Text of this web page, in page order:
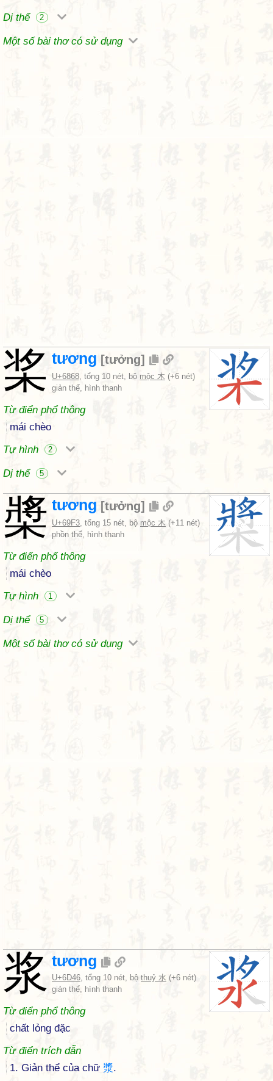
Dị thể 2
Một số bài thơ có sử dụng
桨 tương [tưởng]
U+6868, tổng 10 nét, bộ mộc 木 (+6 nét)
giản thể, hình thanh
Từ điển phổ thông
mái chèo
Tự hình
2
Dị thể 5
槳 tương [tưởng]
U+69F3, tổng 15 nét, bộ mộc 木 (+11 nét)
phồn thể, hình thanh
Từ điển phổ thông
mái chèo
Tự hình
1
Dị thể 5
Một số bài thơ có sử dụng
浆 tương
U+6D46, tổng 10 nét, bộ thuỷ 水 (+6 nét)
giản thể, hình thanh
Từ điển phổ thông
chất lỏng đặc
Từ điển trích dẫn
1. Giản thể của chữ 漿.